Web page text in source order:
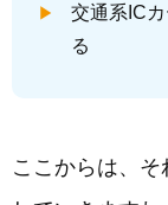
交通系IC
る
ここからは、